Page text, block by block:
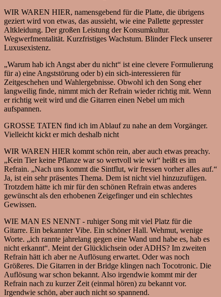
WIR WAREN HIER, namensgebend für die Platte, die übrigens
geziert wird von etwas, das aussieht, wie eine Pallette gepresster
Altkleidung. Der großen Leistung der Konsumkultur.
Wegwerfmentalität. Kurzfristiges Wachstum. Blinder Fleck unserer
Luxusexistenz.
„Warum hab ich Angst aber du nicht“ ist eine clevere Formulierung
für a) eine Angststörung oder b) ein sich-interessieren für
Zeitgeschehen und Wahlergebnisse. Obwohl ich den Song eher
langweilig finde, nimmt mich der Refrain wieder richtig mit. Wenn
er richtig weit wird und die Gitarren einen Nebel um mich
aufspannen.
GROSSE TATEN find ich im Ablauf zu nahe an dem Vorgänger.
Vielleicht kickt er mich deshalb nicht
WIR WAREN HIER kommt schön rein, aber auch etwas preachy.
„Kein Tier keine Pflanze war so wertvoll wie wir“ heißt es im
Refrain. „Nach uns kommt die Sintflut, wir fressen vorher alles auf.“
Ja, ist ein sehr präsentes Thema. Dem ist nicht viel hinzuzufügen.
Trotzdem hätte ich mir für den schönen Refrain etwas anderes
gewünscht als den erhobenen Zeigefinger und ein schlechtes
Gewissen.
WIE MAN ES NENNT - ruhiger Song mit viel Platz für die
Gitarre. Ein bekannter Vibe. Ein schöner Hall. Wehmut, wenige
Worte. „ich rannte jahrelang gegen eine Wand und habe es, hab es
nicht erkannt“. Meint der Glücklichsein oder ADHS? Im zweiten
Refrain hätt ich aber ne Auflösung erwartet. Oder was noch
Größeres. Die Gitarren in der Bridge klingen nach Tocotronic. Die
Auflösung war schon bekannt. Also irgendwie kommt mir der
Refrain nach zu kurzer Zeit (einmal hören) zu bekannt vor.
Irgendwie schön, aber auch nicht so spannend.